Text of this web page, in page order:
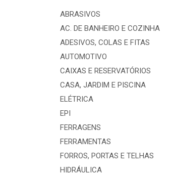
ABRASIVOS
AC. DE BANHEIRO E COZINHA
ADESIVOS, COLAS E FITAS
AUTOMOTIVO
CAIXAS E RESERVATÓRIOS
CASA, JARDIM E PISCINA
ELÉTRICA
EPI
FERRAGENS
FERRAMENTAS
FORROS, PORTAS E TELHAS
HIDRÁULICA